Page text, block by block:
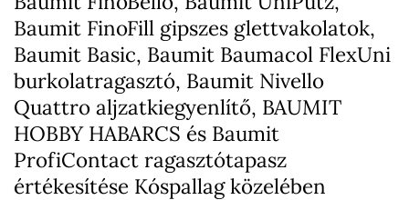
Baumit FinoFill gipszes glettvakolatok,
Baumit Basic, Baumit Baumacol FlexUni
burkolatragasztó, Baumit Nivello
Quattro aljzatkiegyenlítő, BAUMIT
HOBBY HABARCS és Baumit
ProfiContact ragasztótapasz
értékesítése Kóspallag közelében